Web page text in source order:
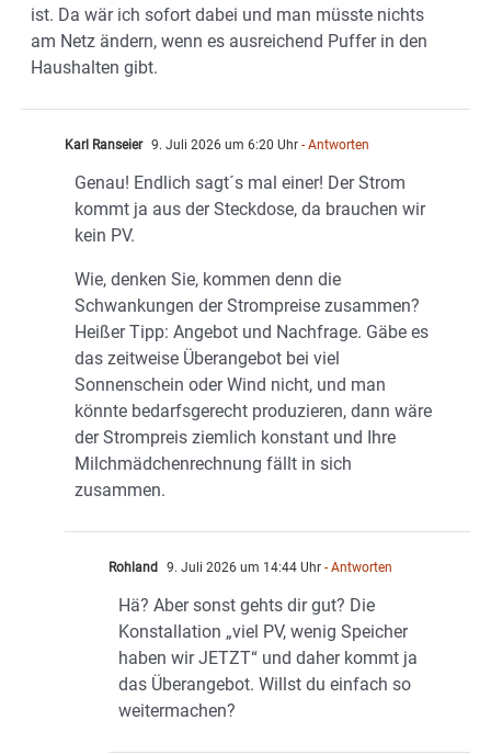
ist. Da wär ich sofort dabei und man müsste nichts
am Netz ändern, wenn es ausreichend Puffer in den
Haushalten gibt.
Karl Ranseier 9. Juli 2026 um 6:20 Uhr - Antworten
Genau! Endlich sagt´s mal einer! Der Strom
kommt ja aus der Steckdose, da brauchen wir
kein PV.
Wie, denken Sie, kommen denn die
Schwankungen der Strompreise zusammen?
Heißer Tipp: Angebot und Nachfrage. Gäbe es
das zeitweise Überangebot bei viel
Sonnenschein oder Wind nicht, und man
könnte bedarfsgerecht produzieren, dann wäre
der Strompreis ziemlich konstant und Ihre
Milchmädchenrechnung fällt in sich
zusammen.
Rohland 9. Juli 2026 um 14:44 Uhr - Antworten
Hä? Aber sonst gehts dir gut? Die
Konstallation „viel PV, wenig Speicher
haben wir JETZT“ und daher kommt ja
das Überangebot. Willst du einfach so
weitermachen?